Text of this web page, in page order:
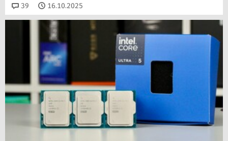
39 Kommentare
16.10.2025